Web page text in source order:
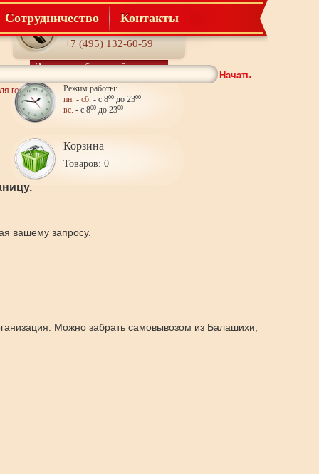
Телефон:
+7 (495) 132-60-59
Заказать обратный звонок
Режим работы:
пн. - сб. - с 800до 2300
вс. - с 800до 2300
Корзина
Товаров: 0
Сотрудничество Контакты
Начать
гостиной
вашему запросу.
Можно забрать самовывозом из Балашихи,